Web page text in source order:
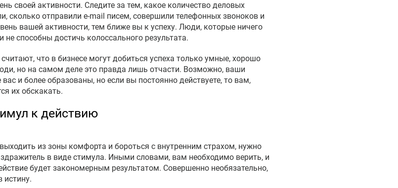
своей активности. Следите за тем, какое количество деловых
сколько отправили e-mail писем, совершили телефонных звоноков и
вашей активности, тем ближе вы к успеху. Люди, которые ничего
не способны достичь колоссального результата.
что в бизнесе могут добиться успеха только умные, хорошо
но на самом деле это правда лишь отчасти. Возможно, ваши
и более образованы, но если вы постоянно действуете, то вам,
их обскакать.
к действию
из зоны комфорта и бороться с внутренним страхом, нужно
в виде стимула. Иными словами, вам необходимо верить, и
будет закономерным результатом. Совершенно необязательно,
истину.